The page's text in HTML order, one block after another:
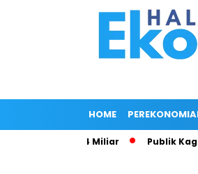
HOME
Publik Kaget! Olla